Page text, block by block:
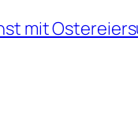
mit